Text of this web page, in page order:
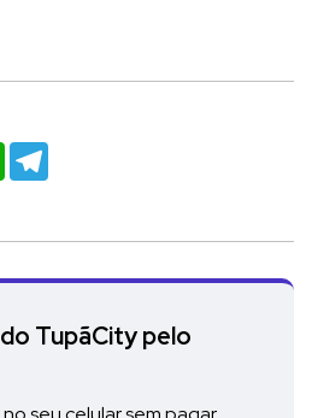
WhatsApp
TupãCity pelo